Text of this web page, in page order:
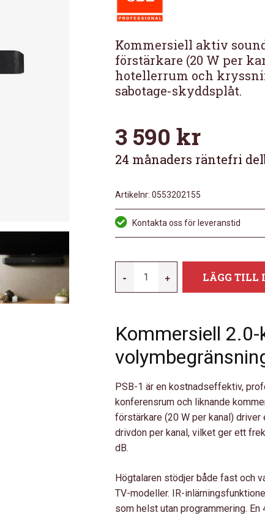
Kommersiell aktiv
förstärkare (20 W per
hotellerrum och
sabotage-skyddsplåt.
3 590 kr
24 månaders räntefri
Artikelnr: 0553202155
Kontakta oss för leveranstid
-
PSB-
AKTIV
FÖR
MÄNGD
+ LÄGG TILL
Kommersiell
PSB-1 är en kostnadseffektiv,
konferensrum och liknande
förstärkare (20 W per kanal)
drivdon per kanal, vilket ger ett
dB.
Högtalaren stödjer både fast och
TV-modeller. IR-
som helst utan programmering.